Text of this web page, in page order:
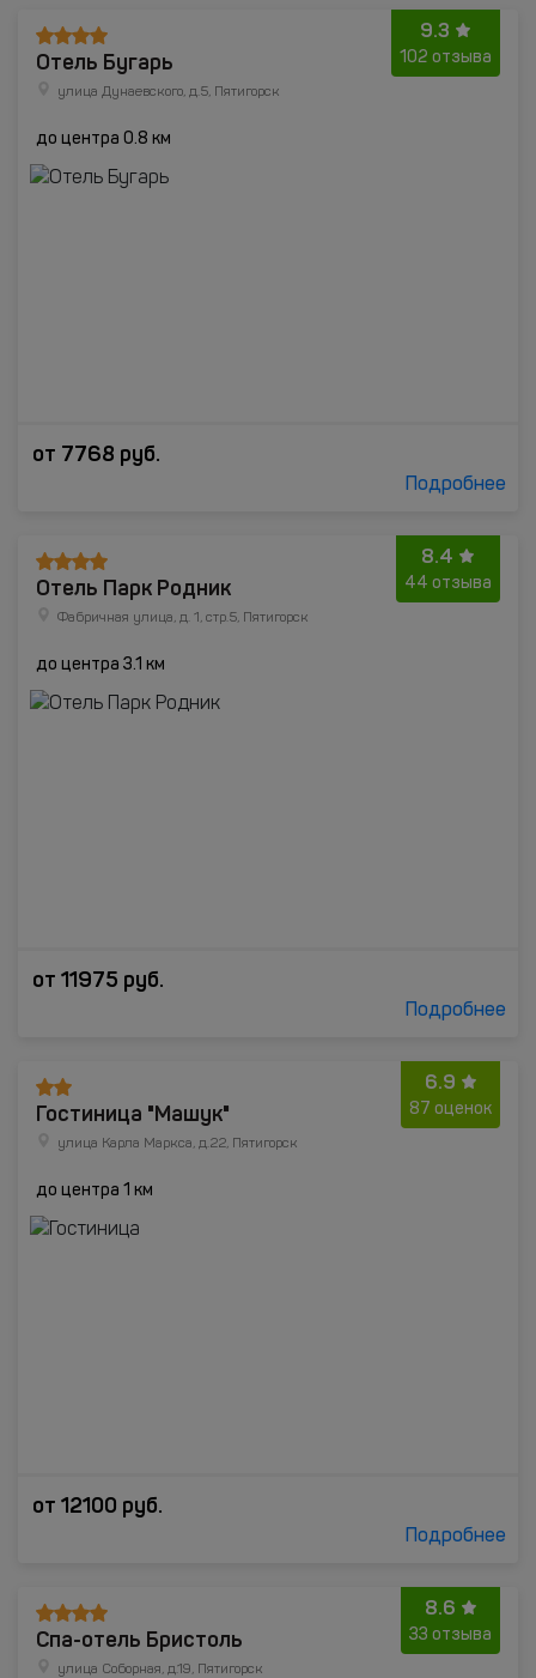
9.3
102 отзыва
Отель Бугарь
улица Дунаевского, д.5, Пятигорск
до центра 0.8 км
от 7768 руб.
Подробнее
8.4
44 отзыва
Отель Парк Родник
Фабричная улица, д. 1, стр.5, Пятигорск
до центра 3.1 км
от 11975 руб.
Подробнее
6.9
87 оценок
Гостиница "Машук"
улица Карла Маркса, д.22, Пятигорск
до центра 1 км
от 12100 руб.
Подробнее
8.6
33 отзыва
Спа-отель Бристоль
улица Соборная, д.19, Пятигорск